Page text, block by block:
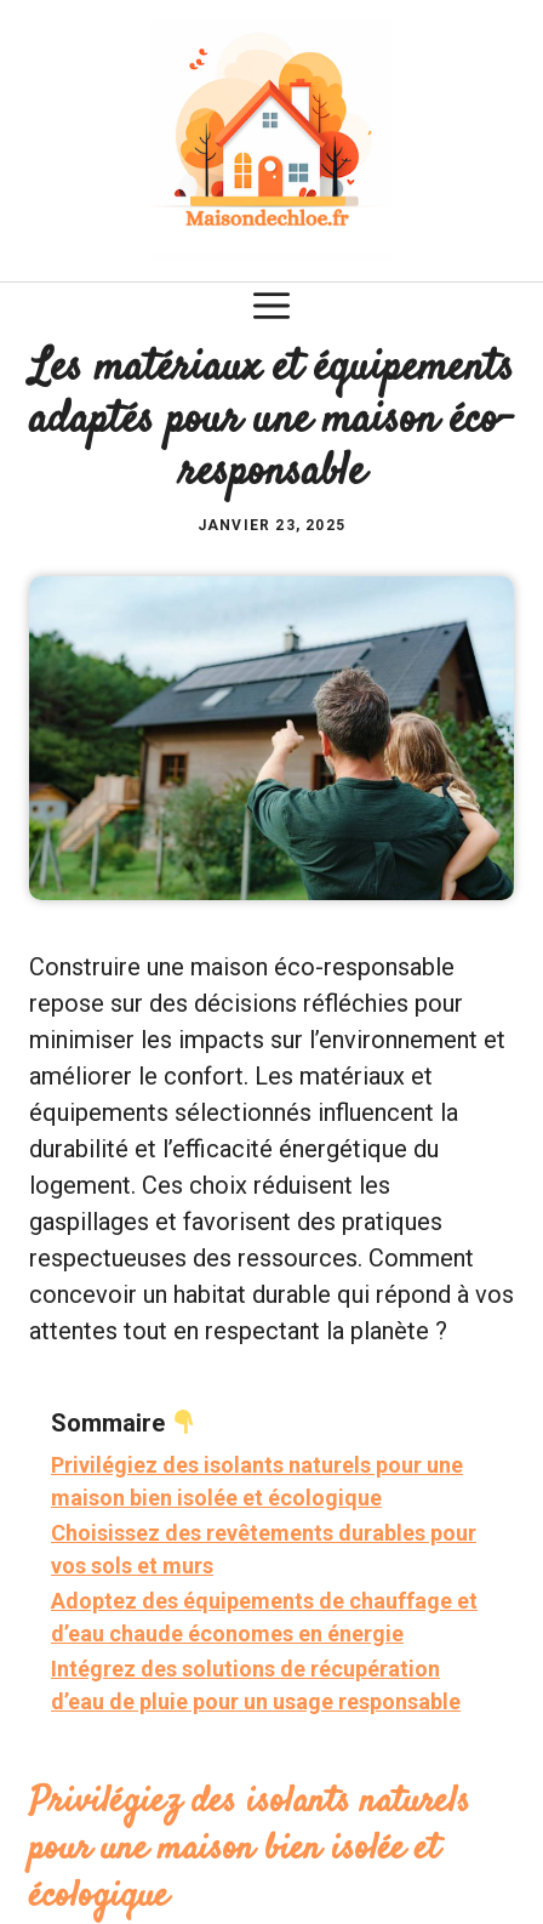
Les matériaux et équipements
adaptés pour une maison éco-
responsable
JANVIER 23, 2025
Construire une maison éco-responsable
repose sur des décisions réfléchies pour
minimiser les impacts sur l’environnement et
améliorer le confort. Les matériaux et
équipements sélectionnés influencent la
durabilité et l’efficacité énergétique du
logement. Ces choix réduisent les
gaspillages et favorisent des pratiques
respectueuses des ressources. Comment
concevoir un habitat durable qui répond à vos
attentes tout en respectant la planète ?
Sommaire
Privilégiez des isolants naturels pour une
maison bien isolée et écologique
Choisissez des revêtements durables pour
vos sols et murs
Adoptez des équipements de chauffage et
d’eau chaude économes en énergie
Intégrez des solutions de récupération
d’eau de pluie pour un usage responsable
Privilégiez des isolants naturels
pour une maison bien isolée et
écologique